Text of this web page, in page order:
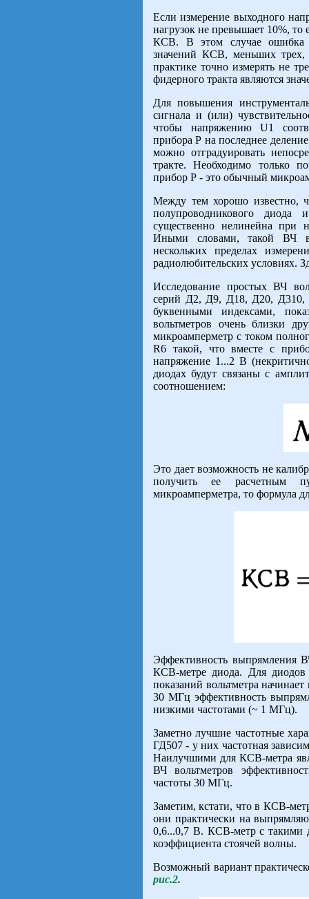
Если измерение выходного
нагрузок не превышает 10%, то
КСВ. В этом случае ошибка
значений КСВ, меньших трех,
практике точно измерять не
фидерного тракта являются
Для повышения
сигнала и (или)
чтобы напряжению U1
прибора Р на последнее
можно отградуировать
тракте. Необходимо только
прибор Р - это обычный
Между тем хорошо известно,
полупроводникового диода
существенно нелинейна при
Иными словами, такой ВЧ
нескольких пределах
радиолюбительских условиях.
Исследование простых ВЧ
серий Д2, Д9, Д18, Д20, Д310,
буквенными индексами,
вольтметров очень близки
микроамперметр с током
R6 такой, что вместе с
напряжение 1...2 В
диодах будут связаны с
соотношением:
Это дает возможность не
получить ее расчетным
микроамперметра, то формула
Эффективность выпрямления
КСВ-метре диода. Для
показаний вольтметра
30 МГц эффективность
низкими частотами (~ 1 МГц).
Заметно лучшие частотные
ГД507 - у них частотная
Наилучшими для КСВ-метра
ВЧ вольтметров
частоты 30 МГц.
Заметим, кстати, что в КСВ-
они практически на
0,6...0,7 В. КСВ-метр с такими
коэффициента стоячей волны.
Возможный вариант
рис.2.